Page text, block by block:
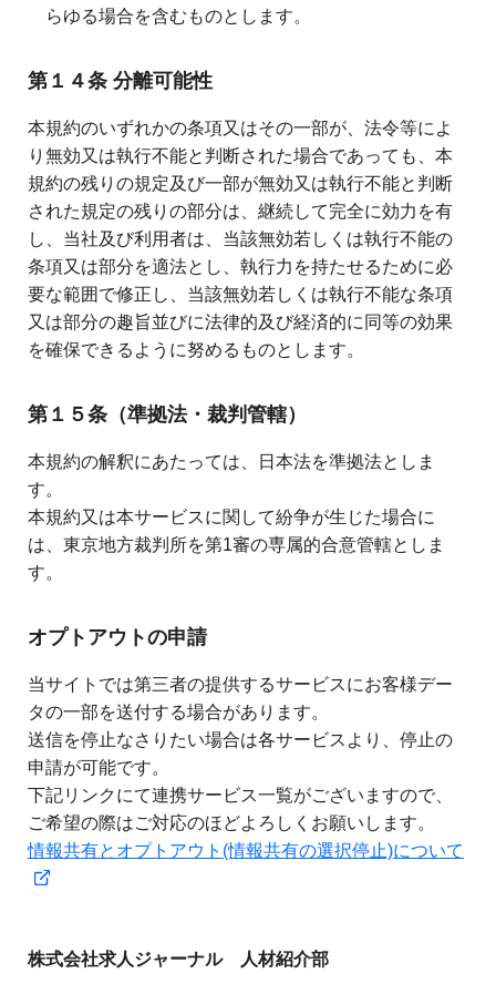
らゆる場合を含むものとします。
第１４条 分離可能性
本規約のいずれかの条項又はその一部が、法令等によ
り無効又は執行不能と判断された場合であっても、本
規約の残りの規定及び一部が無効又は執行不能と判断
された規定の残りの部分は、継続して完全に効力を有
し、当社及び利用者は、当該無効若しくは執行不能の
条項又は部分を適法とし、執行力を持たせるために必
要な範囲で修正し、当該無効若しくは執行不能な条項
又は部分の趣旨並びに法律的及び経済的に同等の効果
を確保できるように努めるものとします。
第１５条（準拠法・裁判管轄）
本規約の解釈にあたっては、日本法を準拠法としま
す。
本規約又は本サービスに関して紛争が生じた場合に
は、東京地方裁判所を第1審の専属的合意管轄としま
す。
オプトアウトの申請
当サイトでは第三者の提供するサービスにお客様デー
タの一部を送付する場合があります。
送信を停止なさりたい場合は各サービスより、停止の
申請が可能です。
下記リンクにて連携サービス一覧がございますので、
ご希望の際はご対応のほどよろしくお願いします。
情報共有とオプトアウト(情報共有の選択停止)について
株式会社求人ジャーナル 人材紹介部